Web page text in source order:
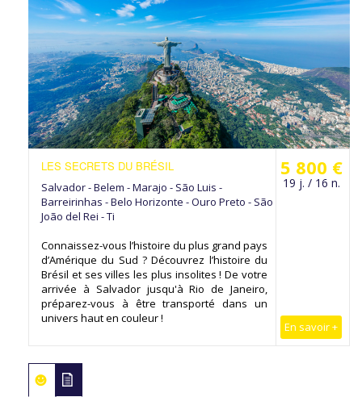
5 800 €
19 j. / 16 n.
En savoir +
LES SECRETS DU BRÉSIL
Salvador - Belem - Marajo - São Luis -
Barreirinhas - Belo Horizonte - Ouro Preto - São
João del Rei - Ti
Connaissez-vous l’histoire du plus grand pays
d’Amérique du Sud ? Découvrez l’histoire du
Brésil et ses villes les plus insolites ! De votre
arrivée à Salvador jusqu'à Rio de Janeiro,
préparez-vous à être transporté dans un
univers haut en couleur !